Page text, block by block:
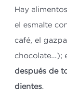
Hay
el esmalte
café, el
chocolate…);
después de
dientes.